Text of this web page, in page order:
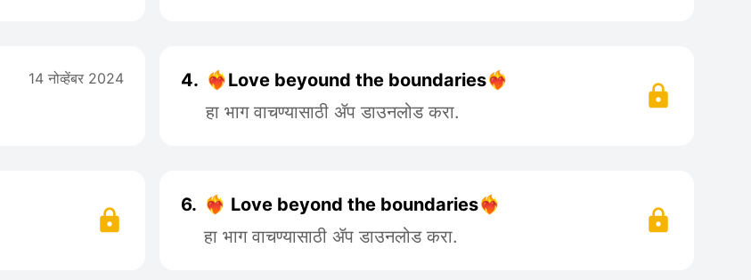
14 नोव्हेंबर 2024 4. ❤️‍🔥Love beyound the boundaries❤️‍🔥
हा भाग वाचण्यासाठी ॲप डाउनलोड करा.
6. ❤️‍🔥 Love beyond the boundaries❤️‍🔥
हा भाग वाचण्यासाठी ॲप डाउनलोड करा.